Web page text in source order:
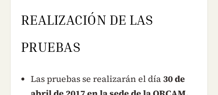
REALIZACIÓN DE LAS
PRUEBAS
Las pruebas se realizarán el día 30 de